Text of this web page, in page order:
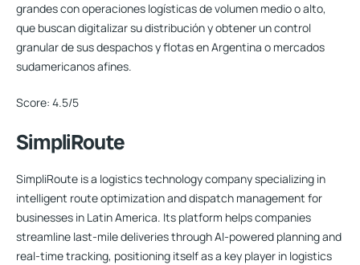
grandes con operaciones logísticas de volumen medio o alto,
que buscan digitalizar su distribución y obtener un control
granular de sus despachos y flotas en Argentina o mercados
sudamericanos afines.
Score: 4.5/5
SimpliRoute
SimpliRoute is a logistics technology company specializing in
intelligent route optimization and dispatch management for
businesses in Latin America. Its platform helps companies
streamline last-mile deliveries through AI-powered planning and
real-time tracking, positioning itself as a key player in logistics